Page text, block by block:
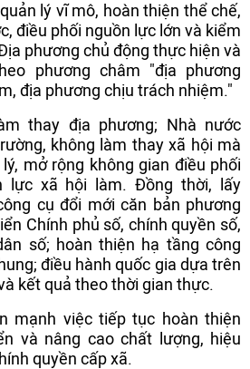
lý vĩ mô, hoàn thiện thể chế,
điều phối nguồn lực lớn và kiểm
phương chủ động thực hiện và
phương châm "địa phương
địa phương chịu trách nhiệm."
thay địa phương; Nhà nước
không làm thay xã hội mà
mở rộng không gian điều phối
lực xã hội làm. Đồng thời, lấy
cụ đổi mới căn bản phương
Chính phủ số, chính quyền số,
số; hoàn thiện hạ tầng công
điều hành quốc gia dựa trên
kết quả theo thời gian thực.
mạnh việc tiếp tục hoàn thiện
và nâng cao chất lượng, hiệu
quyền cấp xã.